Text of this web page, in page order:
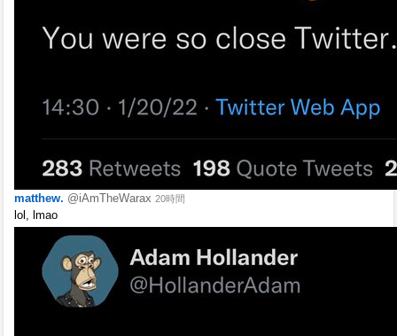
matthew. @iAmTheWarax 20時間
lol, lmao